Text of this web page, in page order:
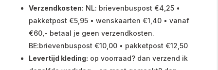
Verzendkosten: NL: brievenbuspost €4,25 •
pakketpost €5,95 • wenskaarten €1,40 • vanaf
€60,- betaal je geen verzendkosten.
BE:brievenbuspost €10,00 • pakketpost €12,50
Levertijd kleding: op voorraad? dan verzend ik